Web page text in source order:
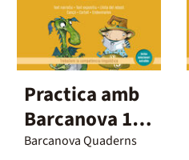
Practica amb
Barcanova 1.
Comprensió
Barcanova Quaderns